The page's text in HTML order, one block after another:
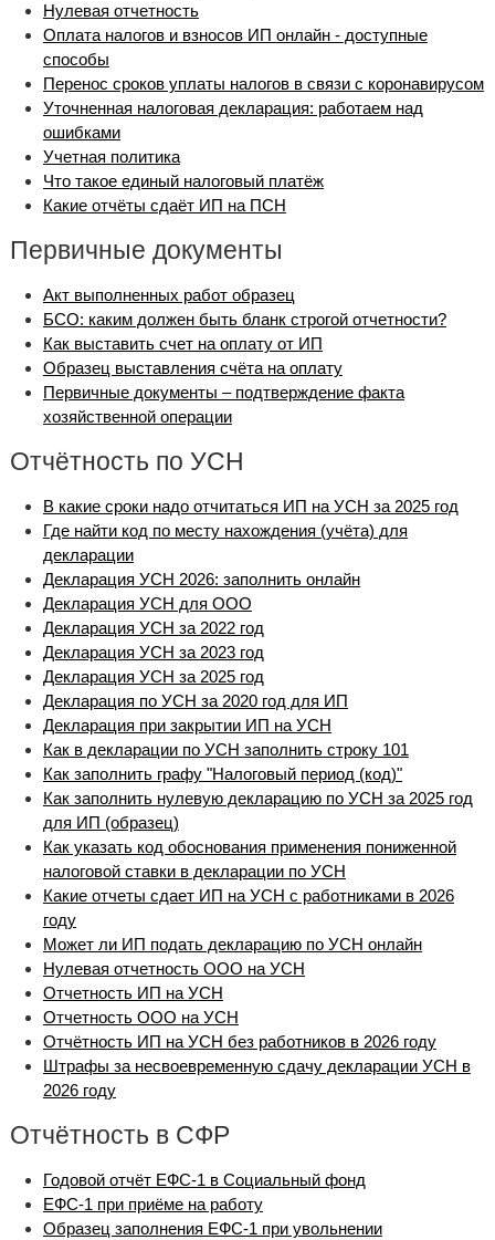
Нулевая отчетность
Оплата налогов и взносов ИП онлайн - доступные
способы
Перенос сроков уплаты налогов в связи с коронавирусом
Уточненная налоговая декларация: работаем над
ошибками
Учетная политика
Что такое единый налоговый платёж
Какие отчёты сдаёт ИП на ПСН
Первичные документы
Акт выполненных работ образец
БСО: каким должен быть бланк строгой отчетности?
Как выставить счет на оплату от ИП
Образец выставления счёта на оплату
Первичные документы – подтверждение факта
хозяйственной операции
Отчётность по УСН
В какие сроки надо отчитаться ИП на УСН за 2025 год
Где найти код по месту нахождения (учёта) для
декларации
Декларация УСН 2026: заполнить онлайн
Декларация УСН для ООО
Декларация УСН за 2022 год
Декларация УСН за 2023 год
Декларация УСН за 2025 год
Декларация по УСН за 2020 год для ИП
Декларация при закрытии ИП на УСН
Как в декларации по УСН заполнить строку 101
Как заполнить графу "Налоговый период (код)"
Как заполнить нулевую декларацию по УСН за 2025 год
для ИП (образец)
Как указать код обоснования применения пониженной
налоговой ставки в декларации по УСН
Какие отчеты сдает ИП на УСН с работниками в 2026
году
Может ли ИП подать декларацию по УСН онлайн
Нулевая отчетность ООО на УСН
Отчетность ИП на УСН
Отчетность ООО на УСН
Отчётность ИП на УСН без работников в 2026 году
Штрафы за несвоевременную сдачу декларации УСН в
2026 году
Отчётность в СФР
Годовой отчёт ЕФС-1 в Социальный фонд
ЕФС-1 при приёме на работу
Образец заполнения ЕФС-1 при увольнении